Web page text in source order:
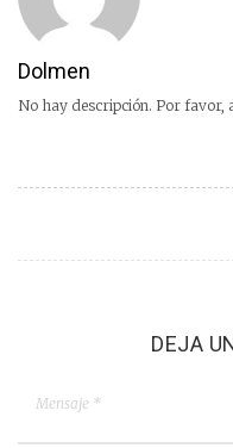
Dolmen
No hay descripción. Por favor,
DEJA